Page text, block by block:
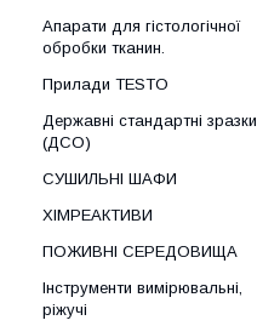
Апарати для гістологічної
обробки тканин.
Прилади TESTO
Державні стандартні зразки
(ДСО)
СУШИЛЬНІ ШАФИ
ХІМРЕАКТИВИ
ПОЖИВНІ СЕРЕДОВИЩА
Інструменти вимірювальні,
ріжучі